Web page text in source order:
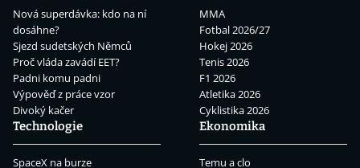
Nová superdávka: kdo na ní
dosáhne?
Sjezd sudetských Němců
Proč vláda zavádí EET?
Padni komu padni
Výpověď z práce vzor
Divoký kačer
MMA
Fotbal 2026/27
Hokej 2026
Tenis 2026
F1 2026
Atletika 2026
Cyklistika 2026
Technologie
SpaceX na burze
Ekonomika
Temu a clo